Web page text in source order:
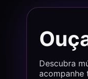
Descubra
acompanhe